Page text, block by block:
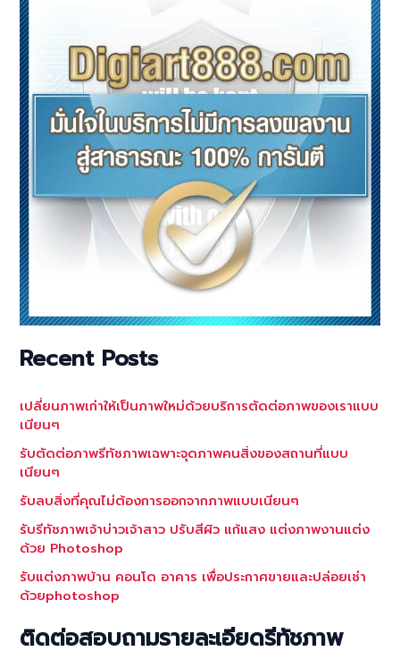
Recent Posts
เปลี่ยนภาพเก่าให้เป็นภาพใหม่ด้วยบริการตัดต่อภาพของเราแบบ
เนียนๆ
รับตัดต่อภาพรีทัชภาพเฉพาะจุดภาพคนสิ่งของสถานที่แบบ
เนียนๆ
รับลบสิ่งที่คุณไม่ต้องการออกจากภาพแบบเนียนๆ
รับรีทัชภาพเจ้าบ่าวเจ้าสาว ปรับสีผิว แก้แสง แต่งภาพงานแต่ง
ด้วย Photoshop
รับแต่งภาพบ้าน คอนโด อาคาร เพื่อประกาศขายและปล่อยเช่า
ด้วยphotoshop
ติดต่อสอบถามรายละเอียดรีทัชภาพ